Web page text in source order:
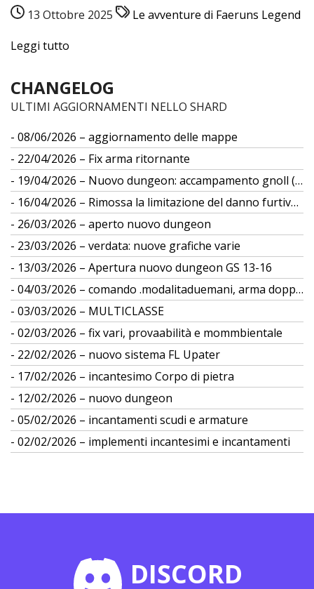
13 Ottobre 2025
Le avventure di Faeruns Legend
Leggi tutto
CHANGELOG
ULTIMI AGGIORNAMENTI NELLO SHARD
08/06/2026 – aggiornamento delle mappe
22/04/2026 – Fix arma ritornante
19/04/2026 – Nuovo dungeon: accampamento gnoll (gs 12)
16/04/2026 – Rimossa la limitazione del danno furtivo da differenza di taglia
26/03/2026 – aperto nuovo dungeon
23/03/2026 – verdata: nuove grafiche varie
13/03/2026 – Apertura nuovo dungeon GS 13-16
04/03/2026 – comando .modalitaduemani, arma doppia
03/03/2026 – MULTICLASSE
02/03/2026 – fix vari, provaabilità e mommbientale
22/02/2026 – nuovo sistema FL Upater
17/02/2026 – incantesimo Corpo di pietra
12/02/2026 – nuovo dungeon
05/02/2026 – incantamenti scudi e armature
02/02/2026 – implementi incantesimi e incantamenti
DISCORD